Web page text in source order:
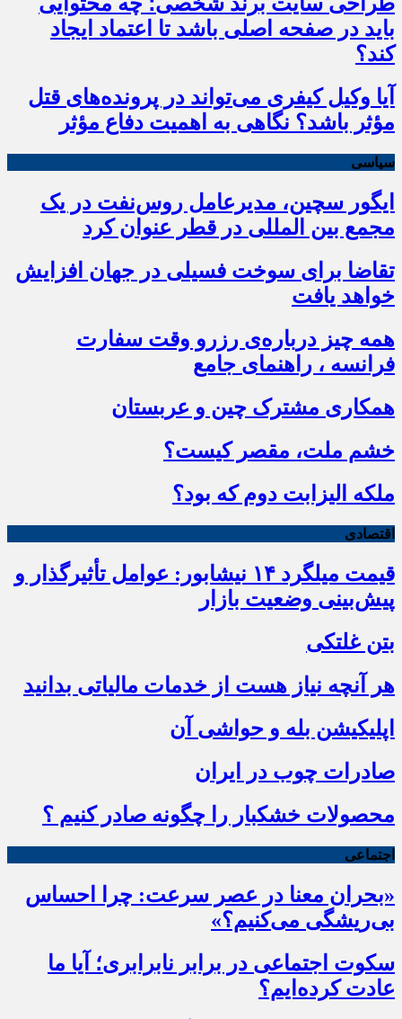
باید در صفحه اصلی باشد تا اعتماد ایجاد
کند؟
آیا وکیل کیفری می‌تواند در پرونده‌های قتل
مؤثر باشد؟ نگاهی به اهمیت دفاع مؤثر
سیاسی
ایگور سچین، مدیرعامل روس‌نفت در یک
مجمع بین المللی در قطر عنوان کرد
تقاضا برای سوخت فسیلی در جهان افزایش
خواهد یافت
همه چیز درباره‌ی رزرو وقت سفارت
فرانسه ، راهنمای جامع
همکاری مشترک چین و عربستان
خشم ملت، مقصر کیست؟
ملکه الیزابت دوم که بود؟
اقتصادی
قیمت میلگرد ۱۴ نیشابور: عوامل تأثیرگذار و
پیش‌بینی وضعیت بازار
بتن غلتکی
هر آنچه نیاز هست از خدمات مالیاتی بدانید
اپلیکیشن بله و حواشی آن
صادرات چوب در ایران
محصولات خشکبار را چگونه صادر کنیم ؟
اجتماعی
«بحران معنا در عصر سرعت: چرا احساس
بی‌ریشگی می‌کنیم؟»
سکوت اجتماعی در برابر نابرابری؛ آیا ما
عادت کرده‌ایم؟